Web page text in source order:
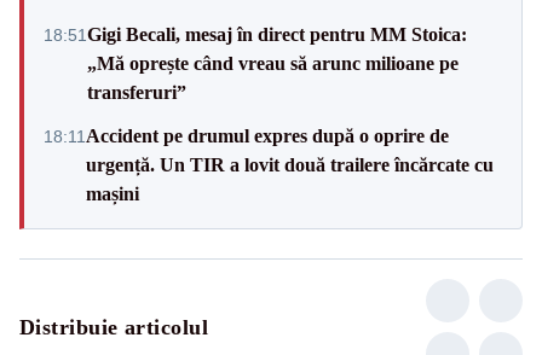
18:51Gigi Becali, mesaj în direct pentru MM Stoica:
„Mă oprește când vreau să arunc milioane pe
transferuri”
18:11 Accident pe drumul expres după o oprire de
urgență. Un TIR a lovit două trailere încărcate cu
mașini
Distribuie articolul